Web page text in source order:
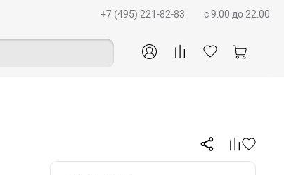
+7 (495) 221-82-83 c 9:00 до 22:00